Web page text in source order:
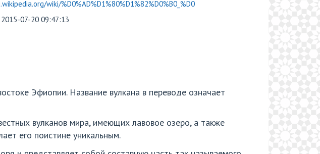
wiki/%D0%AD%D1%80%D1%82%D0%B0_%D0
2015-07-20 09:47:13
Эфиопии. Название вулкана в переводе означает
вулканов мира, имеющих лавовое озеро, а также
его поистине уникальным.